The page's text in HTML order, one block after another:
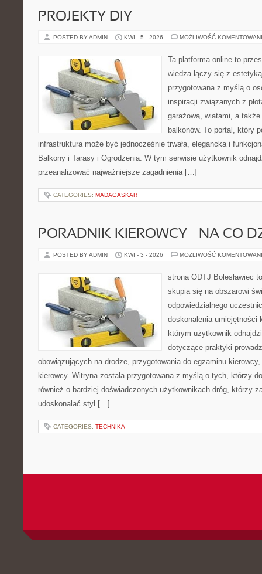
PROJEKTY DIY
POSTED BY ADMIN KWI - 5 - 2026 MOŻLIWOŚĆ
Ta platforma online to
wiedza łączy się z
przygotowana z myślą o
inspiracji związanych z
garażową, wiatami, a
balkonów. To portal, który
infrastruktura może być jednocześnie trwała, elegancka i
Balkony i Tarasy i Ogrodzenia. W tym serwisie użytkownik
przeanalizować najważniejsze zagadnienia […]
CATEGORIES: MADAGASKAR
PORADNIK KIEROWCY – NA CO
POSTED BY ADMIN KWI - 3 - 2026 MOŻLIWOŚĆ
strona ODTJ Bolesławiec
skupia się na obszarowi
odpowiedzialnego
doskonalenia umiejętności
którym użytkownik
dotyczące praktyki
obowiązujących na drodze, przygotowania do egzaminu
kierowcy. Witryna została przygotowana z myślą o tych, którzy
również o bardziej doświadczonych użytkownikach dróg, którzy
udoskonalać styl […]
CATEGORIES: TECHNIKA